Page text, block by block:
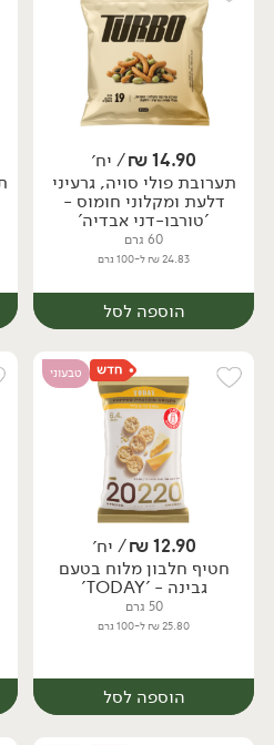
יח׳
14.90
₪/ יח׳
תערובת פולי סויה, גרעיני
דלעת ומקלוני חומוס -
'טורבו-דני אבדיה'
60 גרם
24.83 ₪ ל-100 גרם
הוספה לסל
יח׳
טבעוני
12.90
₪/ יח׳
חטיף חלבון מלוח בטעם
גבינה - 'TODAY'
50 גרם
25.80 ₪ ל-100 גרם
הוספה לסל